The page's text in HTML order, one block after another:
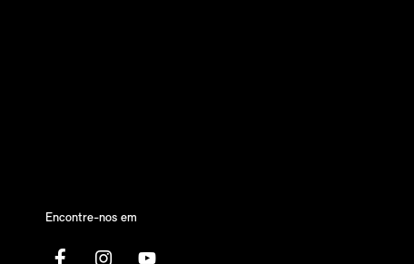
Encontre-nos em